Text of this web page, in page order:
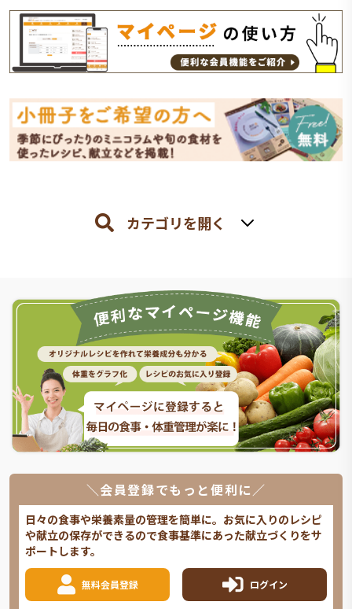
カテゴリを開く
＼会員登録でもっと便利に／
日々の食事や栄養素量の管理を簡単に。お気に入りのレシピ
や献立の保存ができるので食事基準にあった献立づくりをサ
ポートします。
無料会員登録 ログイン